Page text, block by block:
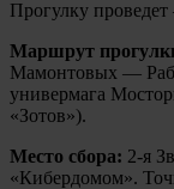
Прогулку
Маршрут
Мамонтовых —
универмага
«Зотов»).
Место сбора: 2-я
«Кибердомом».